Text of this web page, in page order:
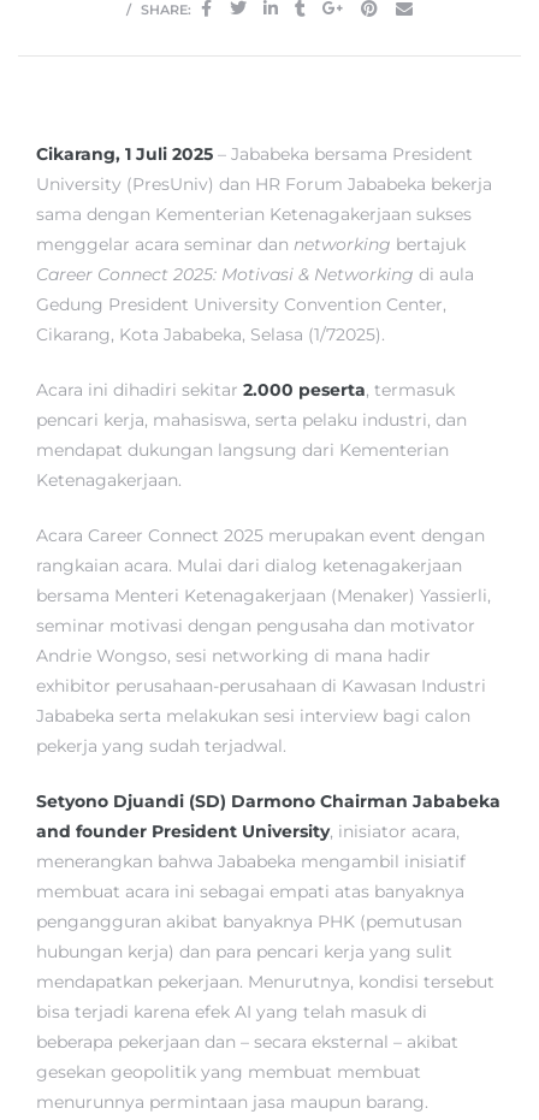
SHARE:
Cikarang, 1 Juli 2025 – Jababeka bersama President
University (PresUniv) dan HR Forum Jababeka bekerja
sama dengan Kementerian Ketenagakerjaan sukses
menggelar acara seminar dan networking bertajuk
Career Connect 2025: Motivasi & Networking di aula
Gedung President University Convention Center,
Cikarang, Kota Jababeka, Selasa (1/72025).
Acara ini dihadiri sekitar 2.000 peserta, termasuk
pencari kerja, mahasiswa, serta pelaku industri, dan
mendapat dukungan langsung dari Kementerian
Ketenagakerjaan.
Acara Career Connect 2025 merupakan event dengan
rangkaian acara. Mulai dari dialog ketenagakerjaan
bersama Menteri Ketenagakerjaan (Menaker) Yassierli,
seminar motivasi dengan pengusaha dan motivator
Andrie Wongso, sesi networking di mana hadir
exhibitor perusahaan-perusahaan di Kawasan Industri
Jababeka serta melakukan sesi interview bagi calon
pekerja yang sudah terjadwal.
Setyono Djuandi (SD) Darmono Chairman Jababeka
and founder President University, inisiator acara,
menerangkan bahwa Jababeka mengambil inisiatif
membuat acara ini sebagai empati atas banyaknya
pengangguran akibat banyaknya PHK (pemutusan
hubungan kerja) dan para pencari kerja yang sulit
mendapatkan pekerjaan. Menurutnya, kondisi tersebut
bisa terjadi karena efek AI yang telah masuk di
beberapa pekerjaan dan – secara eksternal – akibat
gesekan geopolitik yang membuat membuat
menurunnya permintaan jasa maupun barang.